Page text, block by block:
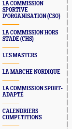
LA COMMISSION
SPORTIVE
D'ORGANISATION (CSO)
LA COMMISSION HORS
STADE (CHS)
LES MASTERS
LA MARCHE NORDIQUE
LA COMMISSION SPORT-
ADAPTÉ
CALENDRIERS
COMPETITIONS